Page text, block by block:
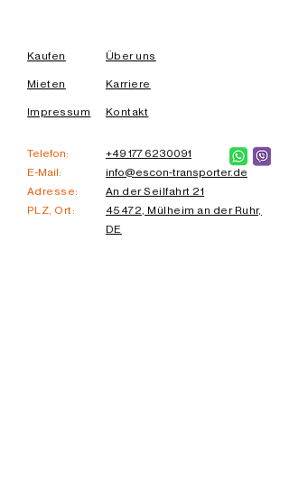
Kaufen Über uns
Mieten Karriere
Impressum Kontakt
Telefon:
E-Mail:
Adresse:
PLZ, Ort:
+49 177 6230091
info@escon-transporter.de
An der Seilfahrt 21
45472, Mülheim an der Ruhr,
DE